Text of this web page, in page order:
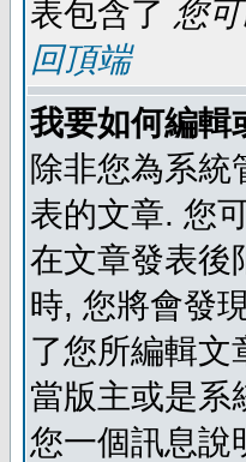
表包含了 您
回頂端
我要如何編輯
除非您為系統
表的文章. 您
在文章發表後
時, 您將會發
了您所編輯文
當版主或是系
您一個訊息說